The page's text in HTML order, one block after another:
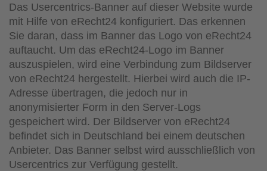
Das Usercentrics-Banner auf dieser Website wurde
mit Hilfe von eRecht24 konfiguriert. Das erkennen
Sie daran, dass im Banner das Logo von eRecht24
auftaucht. Um das eRecht24-Logo im Banner
auszuspielen, wird eine Verbindung zum Bildserver
von eRecht24 hergestellt. Hierbei wird auch die IP-
Adresse übertragen, die jedoch nur in
anonymisierter Form in den Server-Logs
gespeichert wird. Der Bildserver von eRecht24
befindet sich in Deutschland bei einem deutschen
Anbieter. Das Banner selbst wird ausschließlich von
Usercentrics zur Verfügung gestellt.